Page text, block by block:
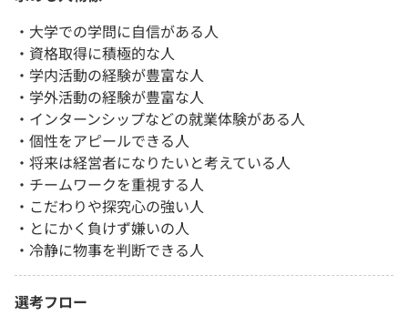
・大学での学問に自信がある人
・資格取得に積極的な人
・学内活動の経験が豊富な人
・学外活動の経験が豊富な人
・インターンシップなどの就業体験がある人
・個性をアピールできる人
・将来は経営者になりたいと考えている人
・チームワークを重視する人
・こだわりや探究心の強い人
・とにかく負けず嫌いの人
・冷静に物事を判断できる人
選考フロー